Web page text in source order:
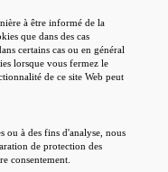
à être informé de la
que dans des cas
certains cas ou en général
lorsque vous fermez le
de ce site Web peut
ou à des fins d'analyse, nous
de protection des
consentement.